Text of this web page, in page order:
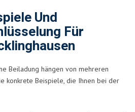
Und
Für
Beiladung hängen von mehreren
konkrete Beispiele, die Ihnen bei der